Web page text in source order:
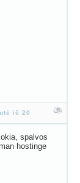
iš 20
spalvos
hostinge